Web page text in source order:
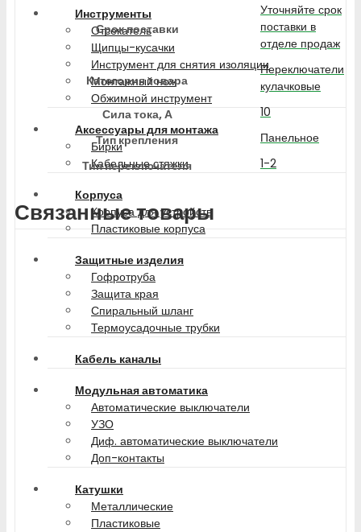
Инструменты
Отсекатель
Щипцы-кусачки
Инструмент для снятия изоляции
Монтажный нож
Обжимной инструмент
Аксессуары для монтажа
Бирки
Кабельные стяжки
Корпуса
Корпуса для устройств
Пластиковые корпуса
Защитные изделия
Гофротруба
Защита края
Спиральный шланг
Термоусадочные трубки
Кабель каналы
Модульная автоматика
Автоматические выключатели
УЗО
Диф. автоматические выключатели
Доп-контакты
Катушки
Металлические
Пластиковые
Срок поставки
Уточняйте срок
поставки в
отделе продаж
Категория товара
Переключатели
кулачковые
Сила тока, А
10
Тип крепления
Панельное
Тип переключателя
1-2
Связанные товары